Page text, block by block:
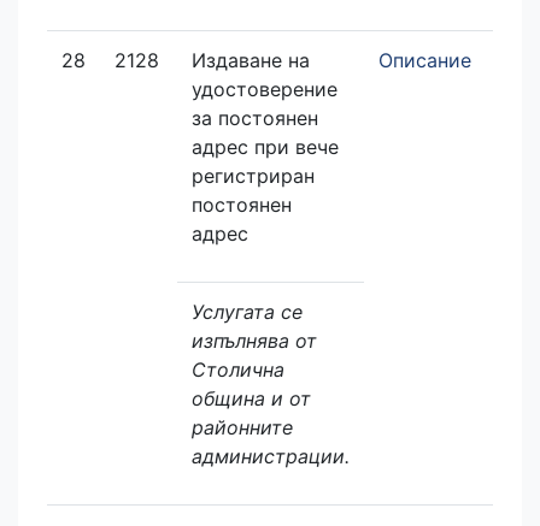
28 2128
Издаване на
удостоверение
за постоянен
адрес при вече
регистриран
постоянен
адрес
Описание
Услугата се
изпълнява от
Столична
община и от
районните
администрации.